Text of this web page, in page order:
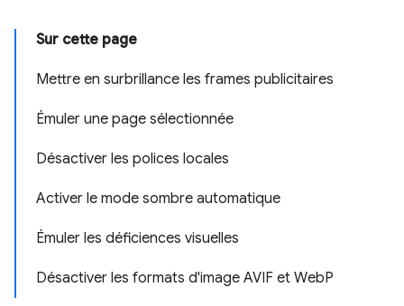
Sur cette page
Mettre en surbrillance les frames publicitaires
Émuler une page sélectionnée
Désactiver les polices locales
Activer le mode sombre automatique
Émuler les déficiences visuelles
Désactiver les formats d'image AVIF et WebP